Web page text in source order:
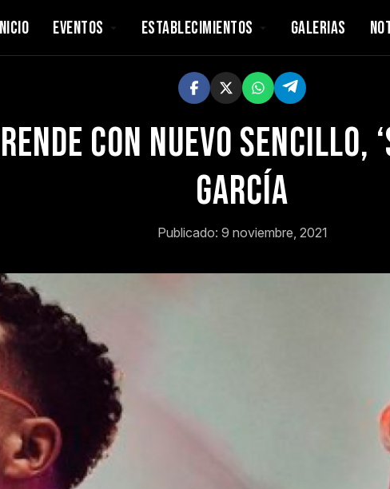
EVENTOS ESTABLECIMIENTOS GALERIAS
con nuevo sencillo,
García
Publicado: 9 noviembre, 2021